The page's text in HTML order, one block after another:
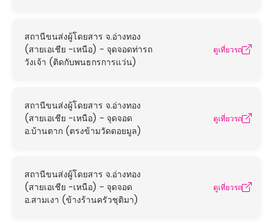
สถานีขนส่งผู้โดยสาร จ.อ่างทอง
(สายเอเชีย -เหนือ) - จุดจอดท่ารถ
วังเจ้า (ติดกับพนธกรการแว่น)
ดูเที่ยวรถ
สถานีขนส่งผู้โดยสาร จ.อ่างทอง
(สายเอเชีย -เหนือ) - จุดจอด
อ.บ้านตาก (ตรงข้ามวัดดอยมูล)
ดูเที่ยวรถ
สถานีขนส่งผู้โดยสาร จ.อ่างทอง
(สายเอเชีย -เหนือ) - จุดจอด
อ.สามเงา (ข้างร้านครัวชุติมา)
ดูเที่ยวรถ